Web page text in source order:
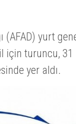
(AFAD) yurt
için turuncu, 31
yer aldı.